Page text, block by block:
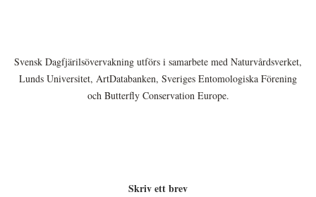
Svensk Dagfjärilsövervakning utförs i samarbete med Naturvårdsverket,
Lunds Universitet, ArtDatabanken, Sveriges Entomologiska Förening
och Butterfly Conservation Europe.
Skriv ett brev